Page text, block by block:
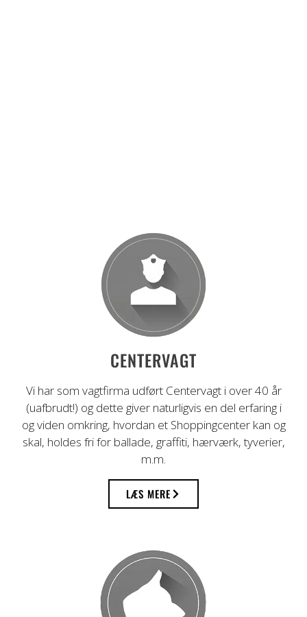
Professionel vagttjeneste i mere end 40
år
CENTERVAGT
Vi har som vagtfirma udført Centervagt i over 40 år
(uafbrudt!) og dette giver naturligvis en del erfaring i
og viden omkring, hvordan et Shoppingcenter kan og
skal, holdes fri for ballade, graffiti, hærværk, tyverier,
m.m.
LÆS MERE